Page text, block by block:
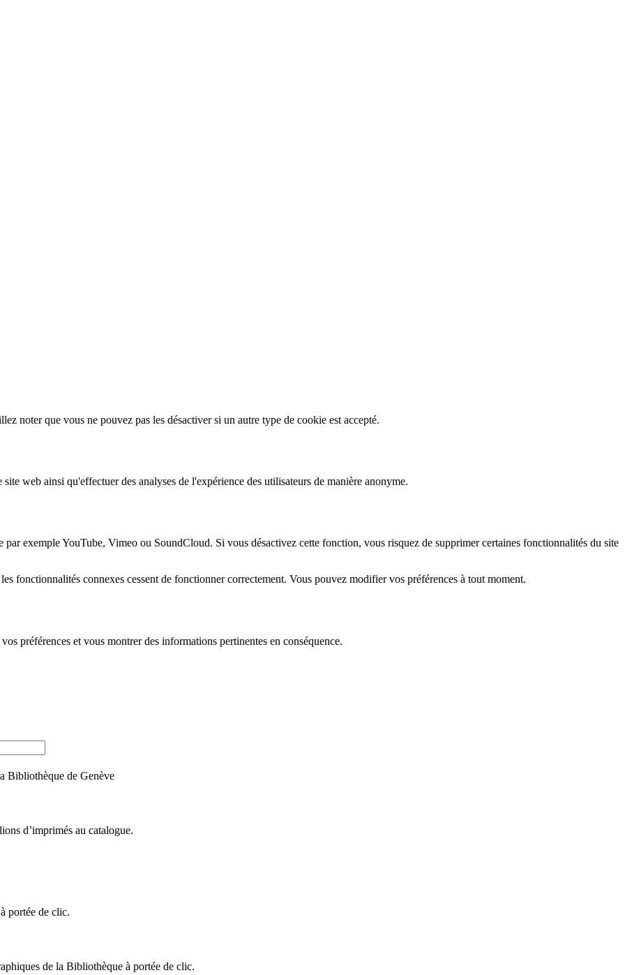
noter que vous ne pouvez pas les désactiver si un autre type de cookie est accepté.
web ainsi qu'effectuer des analyses de l'expérience des utilisateurs de manière anonyme.
exemple YouTube, Vimeo ou SoundCloud. Si vous désactivez cette fonction, vous risquez de supprimer certaines fonctionnalités du site
fonctionnalités connexes cessent de fonctionner correctement. Vous pouvez modifier vos préférences à tout moment.
préférences et vous montrer des informations pertinentes en conséquence.
Bibliothèque de Genève
d’imprimés au catalogue.
portée de clic.
de la Bibliothèque à portée de clic.